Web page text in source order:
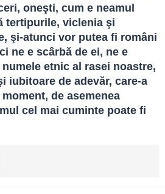
oneşti, cum e neamul
tertipurile, viclenia şi
şi-atunci vor putea fi români
ne e scârbă de ei, ne e
etnic al rasei noastre,
iubitoare de adevăr, care-a
de asemenea
cel mai cuminte poate fi